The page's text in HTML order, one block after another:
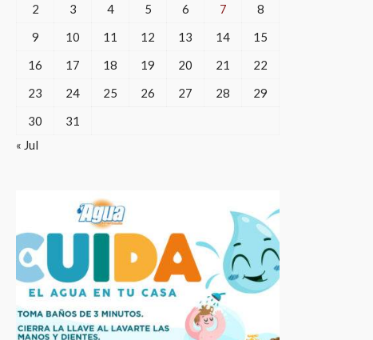
2
3 4 5 6 7
8
9
10 11 12 13 14
15
16
17 18 19 20 21
22
23
24 25 26 27 28
29
30
31
« Jul